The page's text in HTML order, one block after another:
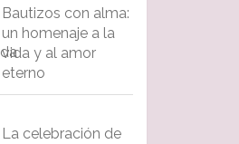
Bautizos con alma:
un homenaje a la
vida y al amor
eterno
La celebración de